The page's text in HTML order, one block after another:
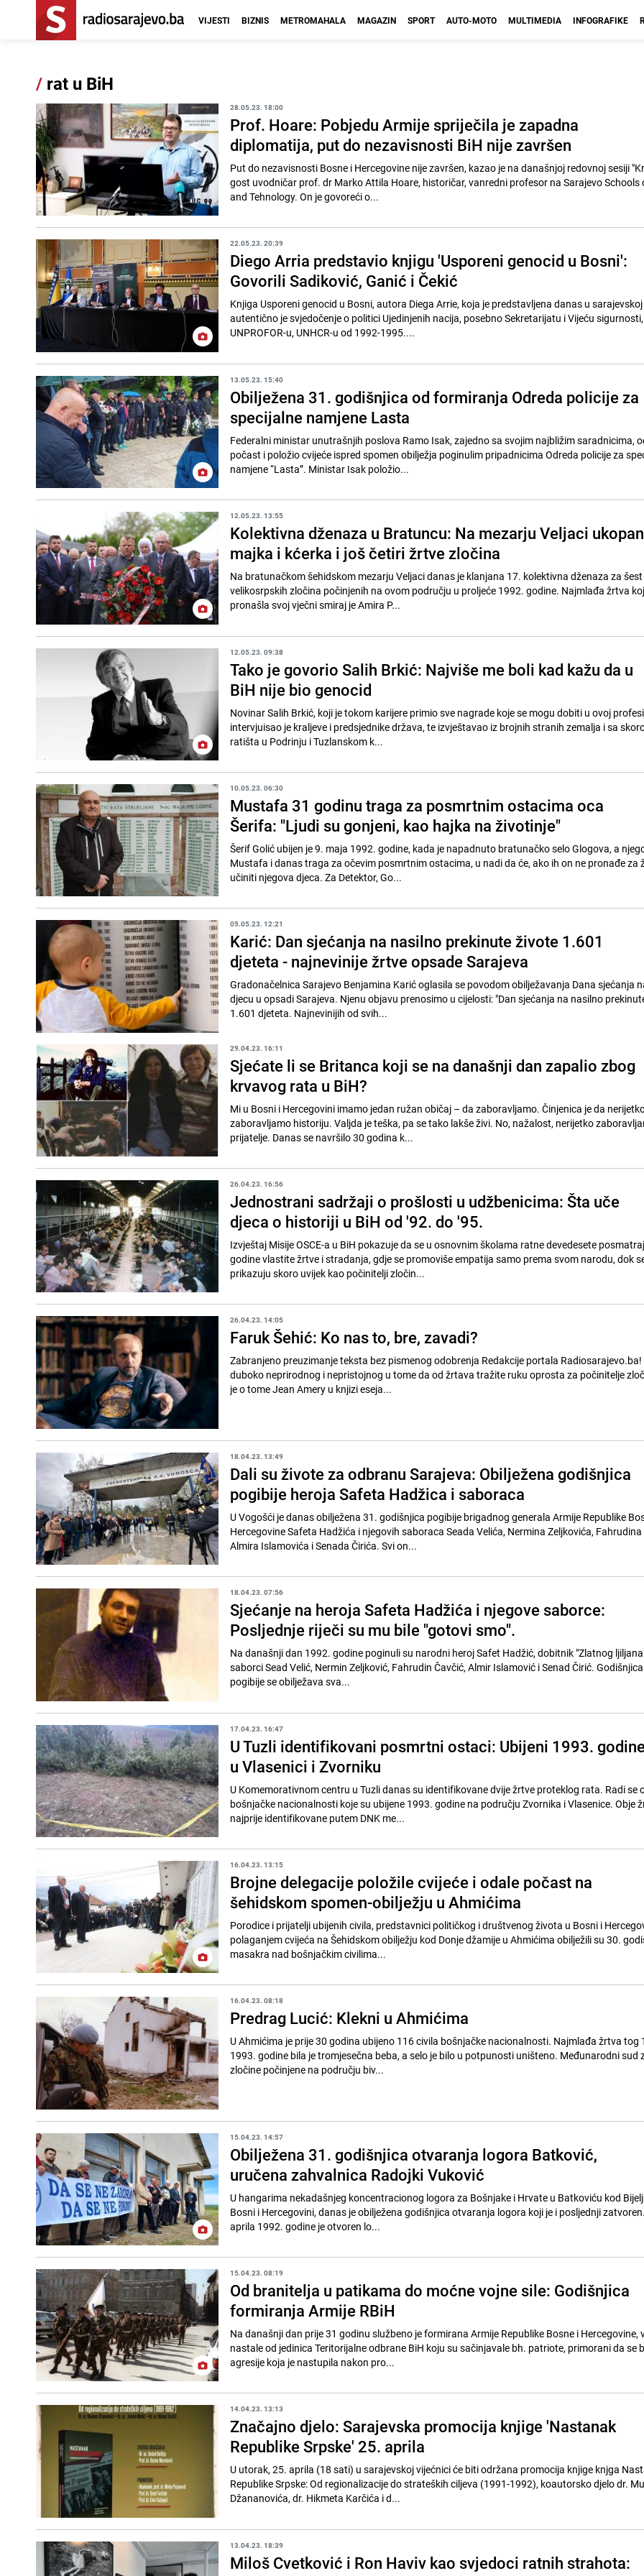
VIJESTI BIZNIS METROMAHALA MAGAZIN SPORT AUTO-MOTO MULTIMEDIA INFOGRAFIKE
/ rat u BiH
28.05.23. 18:00
Prof. Hoare: Pobjedu Armije spriječila je zapadna
diplomatija, put do nezavisnosti BiH nije završen
Put do nezavisnosti Bosne i Hercegovine nije završen, kazao je na današnjoj redovnoj sesiji
gost uvodničar prof. dr Marko Attila Hoare, historičar, vanredni profesor na Sarajevo Schools
and Tehnology. On je govoreći o...
22.05.23. 20:39
Diego Arria predstavio knjigu 'Usporeni genocid u Bosni':
Govorili Sadiković, Ganić i Čekić
Knjiga Usporeni genocid u Bosni, autora Diega Arrie, koja je predstavljena danas u
autentično je svjedočenje o politici Ujedinjenih nacija, posebno Sekretarijatu i Vijeću sigurnosti,
UNPROFOR-u, UNHCR-u od 1992-1995....
13.05.23. 15:40
Obilježena 31. godišnjica od formiranja Odreda policije za
specijalne namjene Lasta
Federalni ministar unutrašnjih poslova Ramo Isak, zajedno sa svojim najbližim saradnicima,
počast i položio cvijeće ispred spomen obilježja poginulim pripadnicima Odreda policije za
namjene “Lasta”. Ministar Isak položio...
12.05.23. 13:55
Kolektivna dženaza u Bratuncu: Na mezarju Veljaci
majka i kćerka i još četiri žrtve zločina
Na bratunačkom šehidskom mezarju Veljaci danas je klanjana 17. kolektivna dženaza za
velikosrpskih zločina počinjenih na ovom području u proljeće 1992. godine. Najmlađa žrtva
pronašla svoj vječni smiraj je Amira P...
12.05.23. 09:38
Tako je govorio Salih Brkić: Najviše me boli kad kažu da u
BiH nije bio genocid
Novinar Salih Brkić, koji je tokom karijere primio sve nagrade koje se mogu dobiti u ovoj
intervjuisao je kraljeve i predsjednike država, te izvještavao iz brojnih stranih zemalja i sa
ratišta u Podrinju i Tuzlanskom k...
10.05.23. 06:30
Mustafa 31 godinu traga za posmrtnim ostacima oca
Šerifa: "Ljudi su gonjeni, kao hajka na životinje"
Šerif Golić ubijen je 9. maja 1992. godine, kada je napadnuto bratunačko selo Glogova, a
Mustafa i danas traga za očevim posmrtnim ostacima, u nadi da će, ako ih on ne pronađe za
učiniti njegova djeca. Za Detektor, Go...
05.05.23. 12:21
Karić: Dan sjećanja na nasilno prekinute živote 1.601
djeteta - najnevinije žrtve opsade Sarajeva
Gradonačelnica Sarajevo Benjamina Karić oglasila se povodom obilježavanja Dana sjećanja
djecu u opsadi Sarajeva. Njenu objavu prenosimo u cijelosti: "Dan sjećanja na nasilno
1.601 djeteta. Najnevinijih od svih...
29.04.23. 16:11
Sjećate li se Britanca koji se na današnji dan zapalio zbog
krvavog rata u BiH?
Mi u Bosni i Hercegovini imamo jedan ružan običaj – da zaboravljamo. Činjenica je da
zaboravljamo historiju. Valjda je teška, pa se tako lakše živi. No, nažalost, nerijetko
prijatelje. Danas se navršilo 30 godina k...
26.04.23. 16:56
Jednostrani sadržaji o prošlosti u udžbenicima: Šta uče
djeca o historiji u BiH od '92. do '95.
Izvještaj Misije OSCE-a u BiH pokazuje da se u osnovnim školama ratne devedesete
godine vlastite žrtve i stradanja, gdje se promoviše empatija samo prema svom narodu, dok
prikazuju skoro uvijek kao počinitelji zločin...
26.04.23. 14:05
Faruk Šehić: Ko nas to, bre, zavadi?
Zabranjeno preuzimanje teksta bez pismenog odobrenja Redakcije portala Radiosarajevo.ba!
duboko neprirodnog i nepristojnog u tome da od žrtava tražite ruku oprosta za počinitelje
je o tome Jean Amery u knjizi eseja...
18.04.23. 13:49
Dali su živote za odbranu Sarajeva: Obilježena godišnjica
pogibije heroja Safeta Hadžica i saboraca
U Vogošći je danas obilježena 31. godišnjica pogibije brigadnog generala Armije Republike
Hercegovine Safeta Hadžića i njegovih saboraca Seada Velića, Nermina Zeljkovića, Fahrudina
Almira Islamovića i Senada Čirića. Svi on...
18.04.23. 07:56
Sjećanje na heroja Safeta Hadžića i njegove saborce:
Posljednje riječi su mu bile "gotovi smo".
Na današnji dan 1992. godine poginuli su narodni heroj Safet Hadžić, dobitnik "Zlatnog
saborci Sead Velić, Nermin Zeljković, Fahrudin Čavčić, Almir Islamović i Senad Čirić.
pogibije se obilježava sva...
17.04.23. 16:47
U Tuzli identifikovani posmrtni ostaci: Ubijeni 1993.
u Vlasenici i Zvorniku
U Komemorativnom centru u Tuzli danas su identifikovane dvije žrtve proteklog rata. Radi se
bošnjačke nacionalnosti koje su ubijene 1993. godine na području Zvornika i Vlasenice. Obje
najprije identifikovane putem DNK me...
16.04.23. 13:15
Brojne delegacije položile cvijeće i odale počast na
šehidskom spomen-obilježju u Ahmićima
Porodice i prijatelji ubijenih civila, predstavnici političkog i društvenog života u Bosni i
polaganjem cvijeća na Šehidskom obilježju kod Donje džamije u Ahmićima obilježili su 30.
masakra nad bošnjačkim civilima...
16.04.23. 08:18
Predrag Lucić: Klekni u Ahmićima
U Ahmićima je prije 30 godina ubijeno 116 civila bošnjačke nacionalnosti. Najmlađa žrtva tog
1993. godine bila je tromjesečna beba, a selo je bilo u potpunosti uništeno. Međunarodni sud
zločine počinjene na području biv...
15.04.23. 14:57
Obilježena 31. godišnjica otvaranja logora Batković,
uručena zahvalnica Radojki Vuković
U hangarima nekadašnjeg koncentracionog logora za Bošnjake i Hrvate u Batkoviću kod
Bosni i Hercegovini, danas je obilježena godišnjica otvaranja logora koji je i posljednji
aprila 1992. godine je otvoren lo...
15.04.23. 08:19
Od branitelja u patikama do moćne vojne sile: Godišnjica
formiranja Armije RBiH
Na današnji dan prije 31 godinu službeno je formirana Armije Republike Bosne i Hercegovine,
nastale od jedinica Teritorijalne odbrane BiH koju su sačinjavale bh. patriote, primorani da se
agresije koja je nastupila nakon pro...
14.04.23. 13:13
Značajno djelo: Sarajevska promocija knjige 'Nastanak
Republike Srpske' 25. aprila
U utorak, 25. aprila (18 sati) u sarajevskoj vijećnici će biti održana promocija knjige knjga
Republike Srpske: Od regionalizacije do strateških ciljeva (1991-1992), koautorsko djelo dr.
Džananovića, dr. Hikmeta Karčića i d...
13.04.23. 18:39
Miloš Cvetković i Ron Haviv kao svjedoci ratnih strahota: